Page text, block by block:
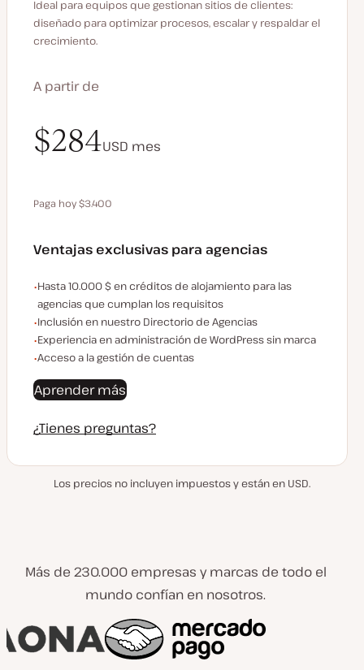
Ideal para equipos que gestionan sitios de clientes:
diseñado para optimizar procesos, escalar y respaldar el
crecimiento.
A partir de
$340USDmes
$284USD mes
Paga hoy $3.400
Ventajas exclusivas para agencias
Ejemplos de beneficios exclusivos para la agencia:
Hasta 10.000 $ en créditos de alojamiento para las
agencias que cumplan los requisitos
Inclusión en nuestro Directorio de Agencias
Experiencia en administración de WordPress sin marca
Acceso a la gestión de cuentas
Aprender más
¿Tienes preguntas?
Los precios no incluyen impuestos y están en USD.
Más de 230.000 empresas y marcas de todo el
mundo confían en nosotros.